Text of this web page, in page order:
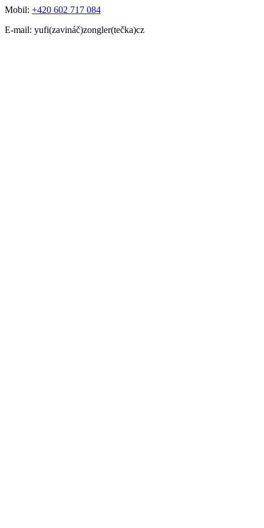
Mobil: +420 602 717 084
E-mail: yufi(zavináč)zongler(tečka)cz